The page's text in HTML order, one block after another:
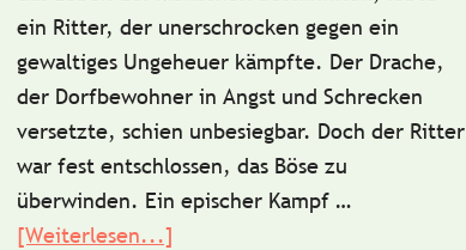
ein Ritter, der unerschrocken gegen ein
gewaltiges Ungeheuer kämpfte. Der Drache,
der Dorfbewohner in Angst und Schrecken
versetzte, schien unbesiegbar. Doch der Ritter
war fest entschlossen, das Böse zu
überwinden. Ein epischer Kampf …
[Weiterlesen...]